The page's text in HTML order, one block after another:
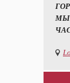
МЫ